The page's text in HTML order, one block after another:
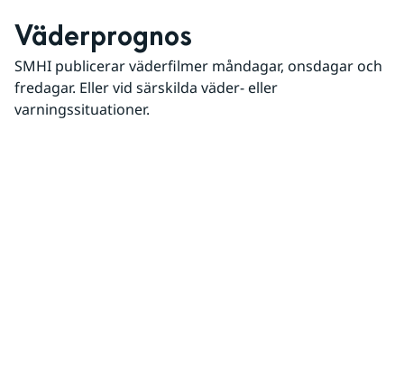
Väderprognos
SMHI publicerar väderfilmer måndagar, onsdagar och
fredagar. Eller vid särskilda väder- eller
varningssituationer.